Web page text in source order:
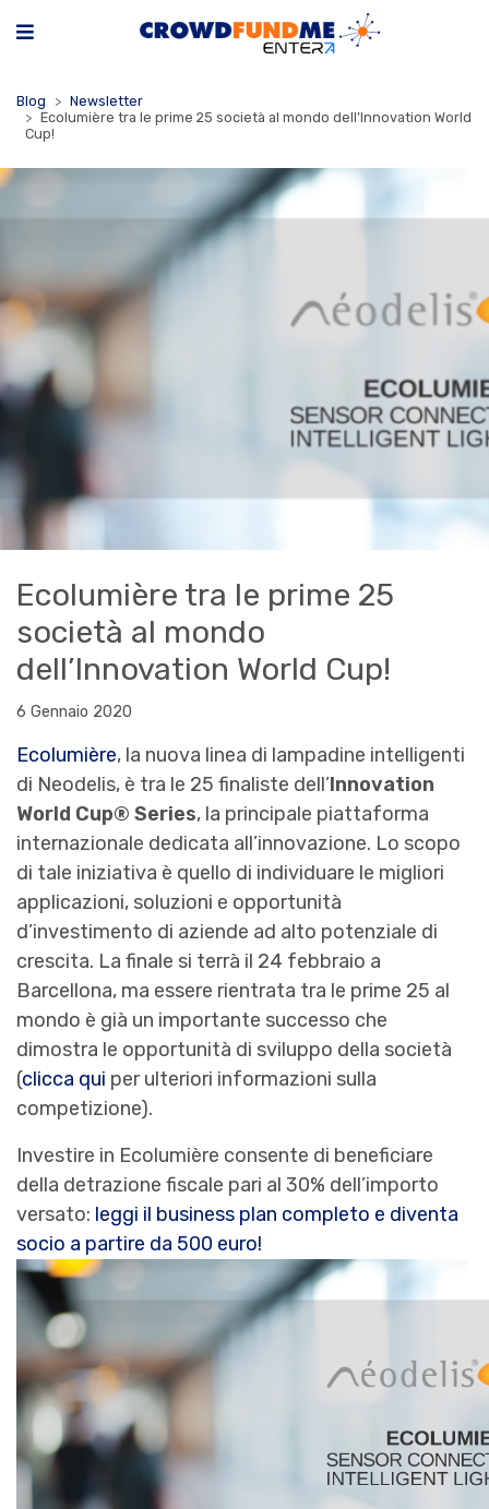
Blog
Newsletter
Ecolumière tra le prime 25 società al mondo dell’Innovation World
Cup!
Ecolumière tra le prime 25
società al mondo
dell’Innovation World Cup!
6 Gennaio 2020
Ecolumière, la nuova linea di lampadine intelligenti
di Neodelis, è tra le 25 finaliste dell’Innovation
World Cup® Series, la principale piattaforma
internazionale dedicata all’innovazione. Lo scopo
di tale iniziativa è quello di individuare le migliori
applicazioni, soluzioni e opportunità
d’investimento di aziende ad alto potenziale di
crescita. La finale si terrà il 24 febbraio a
Barcellona, ma essere rientrata tra le prime 25 al
mondo è già un importante successo che
dimostra le opportunità di sviluppo della società
(clicca qui per ulteriori informazioni sulla
competizione).
Investire in Ecolumière consente di beneficiare
della detrazione fiscale pari al 30% dell’importo
versato: leggi il business plan completo e diventa
socio a partire da 500 euro!